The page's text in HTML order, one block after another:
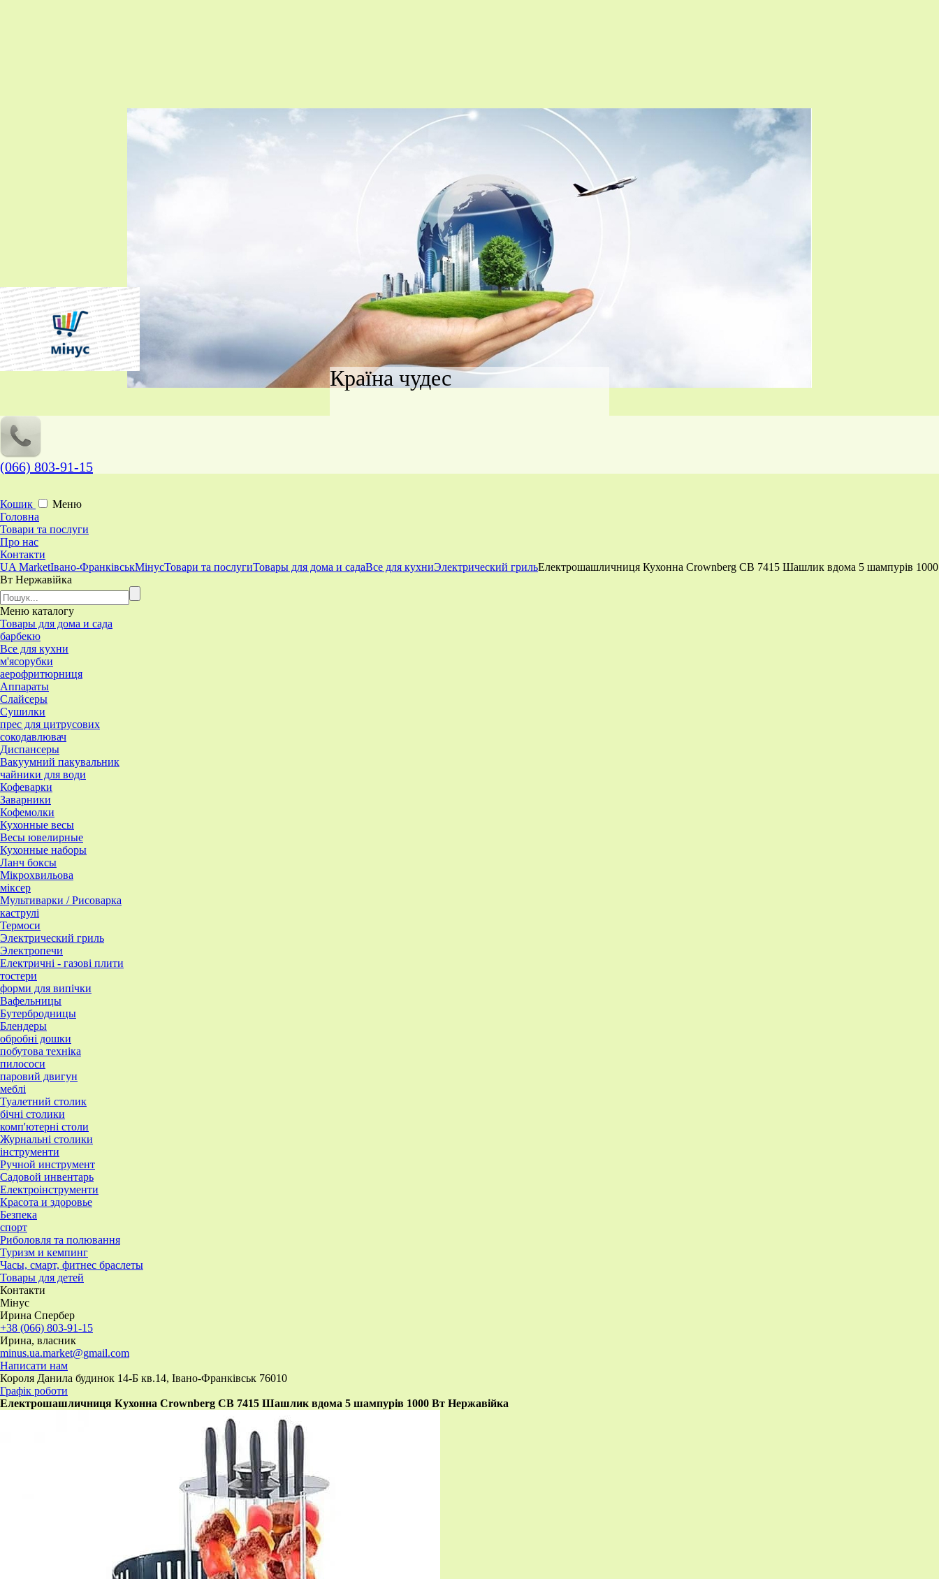
Країна чудес
(066) 803-91-15
Кошик
Меню
Головна
Товари та послуги
Про нас
Контакти
UA MarketІвано-ФранківськМінусТовари та послугиТовары для дома и садаВсе для кухниЭлектрический грильЕлектрошашличниця Кухонна Crownberg CB 7415 Шашлик вдома 5 шампурів 1000
Вт Нержавійка
Меню каталогу
Товары для дома и сада
барбекю
Все для кухни
м'ясорубки
аерофритюрниця
Аппараты
Слайсеры
Сушилки
прес для цитрусових
сокодавлювач
Диспансеры
Вакуумний пакувальник
чайники для води
Кофеварки
Заварники
Кофемолки
Кухонные весы
Весы ювелирные
Кухонные наборы
Ланч боксы
Мікрохвильова
міксер
Мультиварки / Рисоварка
каструлі
Термоси
Электрический гриль
Электропечи
Електричні - газові плити
тостери
форми для випічки
Вафельницы
Бутербродницы
Блендеры
обробні дошки
побутова техніка
пилососи
паровий двигун
меблі
Туалетний столик
бічні столики
комп'ютерні столи
Журнальні столики
інструменти
Ручной инструмент
Садовой инвентарь
Електроінструменти
Красота и здоровье
Безпека
спорт
Риболовля та полювання
Туризм и кемпинг
Часы, смарт, фитнес браслеты
Товары для детей
Контакти
Мінус
Ирина Спербер
+38 (066) 803-91-15
Ирина, власник
minus.ua.market@gmail.com
Написати нам
Короля Данила будинок 14-Б кв.14, Івано-Франківськ 76010
Графік роботи
Електрошашличниця Кухонна Crownberg CB 7415 Шашлик вдома 5 шампурів 1000 Вт Нержавійка